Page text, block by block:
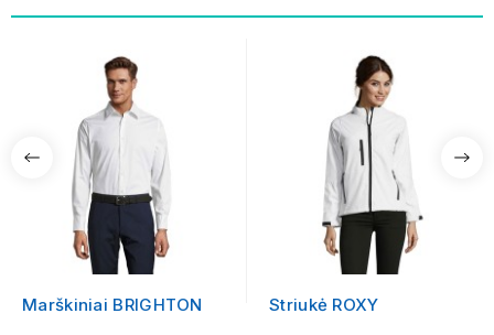
Marškiniai BRIGHTON Striukė ROXY